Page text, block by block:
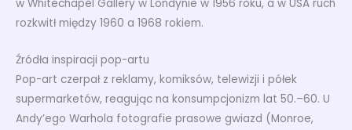
w Whitechapel Gallery w Londynie w 1956 roku, a w USA ruch
rozkwitł między 1960 a 1968 rokiem.
Źródła inspiracji pop-artu
Pop-art czerpał z reklamy, komiksów, telewizji i półek
supermarketów, reagując na konsumpcjonizm lat 50.–60. U
Andy’ego Warhola fotografie prasowe gwiazd (Monroe,